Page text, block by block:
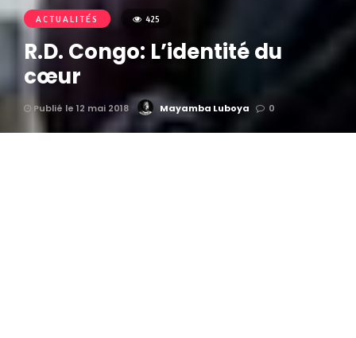
ACTUALITÉS 425
R.D. Congo: L’identité du
cœur
Publié le 12 mai 2018 Mayamba Luboya 0